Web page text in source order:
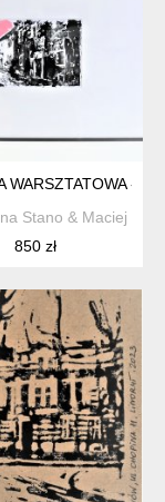
WARSZTATOWA -
Stano & Maciej
850 zł